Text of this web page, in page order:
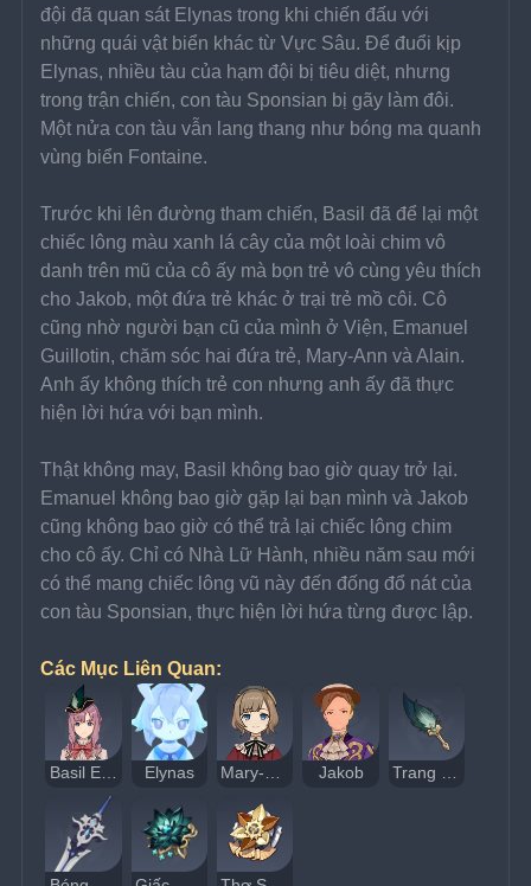
đội đã quan sát Elynas trong khi chiến đấu với
những quái vật biển khác từ Vực Sâu. Để đuổi kịp
Elynas, nhiều tàu của hạm đội bị tiêu diệt, nhưng
trong trận chiến, con tàu Sponsian bị gãy làm đôi.
Một nửa con tàu vẫn lang thang như bóng ma quanh
vùng biển Fontaine.
Trước khi lên đường tham chiến, Basil đã để lại một
chiếc lông màu xanh lá cây của một loài chim vô
danh trên mũ của cô ấy mà bọn trẻ vô cùng yêu thích
cho Jakob, một đứa trẻ khác ở trại trẻ mồ côi. Cô
cũng nhờ người bạn cũ của mình ở Viện, Emanuel
Guillotin, chăm sóc hai đứa trẻ, Mary-Ann và Alain.
Anh ấy không thích trẻ con nhưng anh ấy đã thực
hiện lời hứa với bạn mình.
Thật không may, Basil không bao giờ quay trở lại.
Emanuel không bao giờ gặp lại bạn mình và Jakob
cũng không bao giờ có thể trả lại chiếc lông chim
cho cô ấy. Chỉ có Nhà Lữ Hành, nhiều năm sau mới
có thể mang chiếc lông vũ này đến đống đổ nát của
con tàu Sponsian, thực hiện lời hứa từng được lập.
Các Mục Liên Quan:
Basil Elton Elynas Mary-Ann Guillotin Jakob Trang Sức Lông Vũ Màu Lục